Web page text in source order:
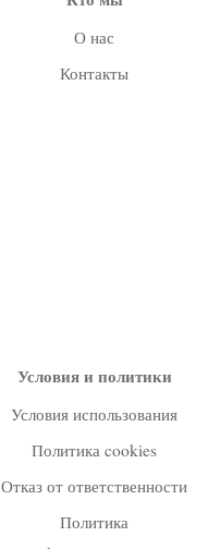
О нас
Контакты
Условия и политики
Условия использования
Политика cookies
Отказ от ответственности
Политика